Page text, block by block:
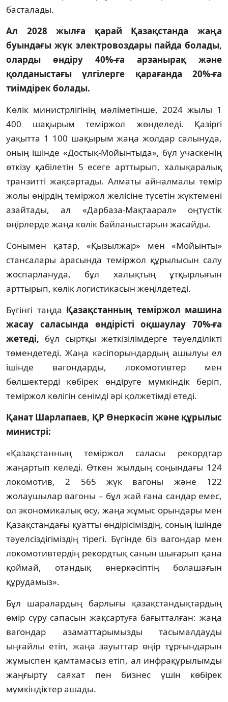
басталады.
Ал 2028 жылға қарай Қазақстанда жаңа
буындағы жүк электровоздары пайда болады,
оларды өндіру 40%-ға арзанырақ және
қолданыстағы үлгілерге қарағанда 20%-ға
тиімдірек болады.
Көлік министрлігінің мәліметінше, 2024 жылы 1
400 шақырым теміржол жөнделеді. Қазіргі
уақытта 1 100 шақырым жаңа жолдар салынуда,
оның ішінде «Достық-Мойынтыда», бұл учаскенің
өткізу қабілетін 5 есеге арттырып, халықаралық
транзитті жақсартады. Алматы айналмалы темір
жолы өңірдің теміржол желісіне түсетін жүктемені
азайтады, ал «Дарбаза-Мақтаарал» оңтүстік
өңірлерде жаңа көлік байланыстарын жасайды.
Сонымен қатар, «Қызылжар» мен «Мойынты»
стансалары арасында теміржол құрылысын салу
жоспарлануда, бұл халықтың ұтқырлығын
арттырып, көлік логистикасын жеңілдетеді.
Бүгінгі таңда Қазақстанның теміржол машина
жасау саласында өндірісті оқшаулау 70%-ға
жетеді, бұл сыртқы жеткізілімдерге тәуелділікті
төмендетеді. Жаңа кәсіпорындардың ашылуы ел
ішінде вагондарды, локомотивтер мен
бөлшектерді көбірек өндіруге мүмкіндік беріп,
теміржол көлігін сенімді әрі қолжетімді етеді.
Қанат Шарлапаев, ҚР Өнеркәсіп және құрылыс
министрі:
«Қазақстанның теміржол саласы рекордтар
жаңартып келеді. Өткен жылдың соңындағы 124
локомотив, 2 565 жүк вагоны және 122
жолаушылар вагоны – бұл жай ғана сандар емес,
ол экономикалық өсу, жаңа жұмыс орындары мен
Қазақстандағы қуатты өндірісіміздің, соның ішінде
тәуелсіздігіміздің тірегі. Бүгінде біз вагондар мен
локомотивтердің рекордтық санын шығарып қана
қоймай, отандық өнеркәсіптің болашағын
құрудамыз».
Бұл шаралардың барлығы қазақстандықтардың
өмір сүру сапасын жақсартуға бағытталған: жаңа
вагондар азаматтарымызды тасымалдауды
ыңғайлы етіп, жаңа зауыттар өңір тұрғындарын
жұмыспен қамтамасыз етіп, ал инфрақұрылымды
жаңғырту саяхат пен бизнес үшін көбірек
мүмкіндіктер ашады.